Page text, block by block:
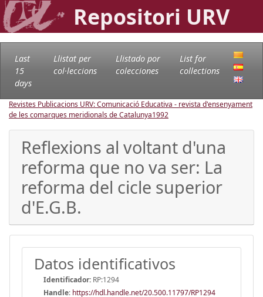
Repositori URV
Last
15
days
Llistat per
col·leccions
Llistado por
colecciones
List for
collections
Revistes Publicacions URV: Comunicació Educativa - revista d'ensenyament
de les comarques meridionals de Catalunya1992
Reflexions al voltant d'una
reforma que no va ser: La
reforma del cicle superior
d'E.G.B.
Datos identificativos
Identificador: RP:1294
Handle: https://hdl.handle.net/20.500.11797/RP1294